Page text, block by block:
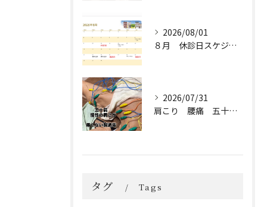
2026/08/01
８月 休診日スケジュール🗓️
2026/07/31
肩こり 腰痛 五十肩 保険
タグ Tags